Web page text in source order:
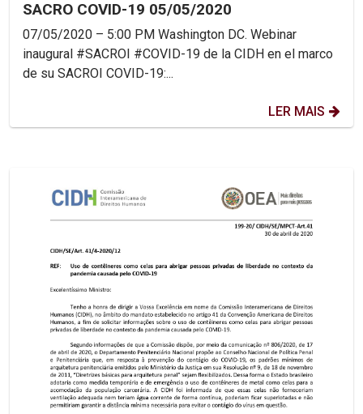
SACRO COVID-19 05/05/2020
07/05/2020 – 5:00 PM Washington DC. Webinar
inaugural #SACROI #COVID-19 de la CIDH en el marco
de su SACROI COVID-19:...
LER MAIS